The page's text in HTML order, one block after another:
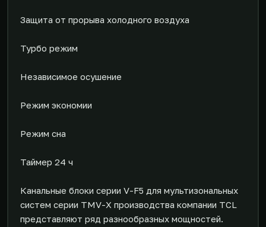
Защита от прорыва холодного воздуха
Турбо режим
Независимое осушение
Режим экономии
Режим сна
Таймер 24 ч
Канальные блоки серии V-F5 для мультизональных
систем серии TMV-X производства компании TCL
представляют ряд разнообразных мощностей.